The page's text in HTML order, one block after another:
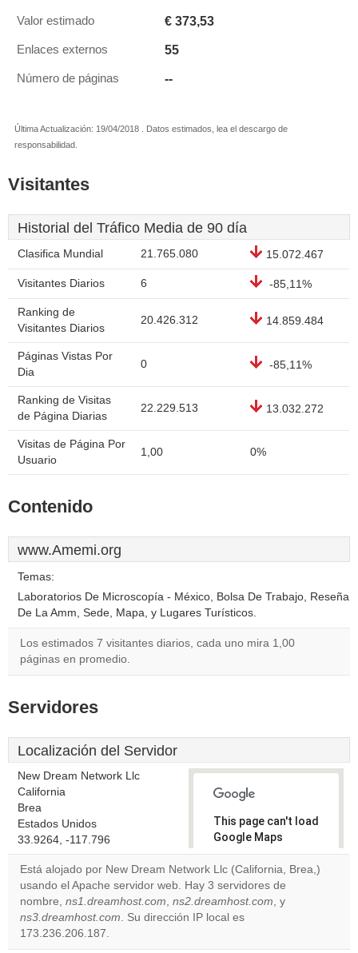
Valor estimado € 373,53
Enlaces externos 55
Número de páginas --
Última Actualización: 19/04/2018 . Datos estimados, lea el descargo de
responsabilidad.
Visitantes
Historial del Tráfico Media de 90 día
Clasifica Mundial 21.765.080 15.072.467
Visitantes Diarios 6 -85,11%
Ranking de
Visitantes Diarios
20.426.312 14.859.484
Páginas Vistas Por
Dia
0 -85,11%
Ranking de Visitas
de Página Diarias
22.229.513 13.032.272
Visitas de Página Por
Usuario
1,00 0%
Contenido
www.Amemi.org
Temas:
Laboratorios De Microscopía - México, Bolsa De Trabajo, Reseña
De La Amm, Sede, Mapa, y Lugares Turísticos.
Los estimados 7 visitantes diarios, cada uno mira 1,00
páginas en promedio.
Servidores
Localización del Servidor
New Dream Network Llc
California
Brea
Estados Unidos
33.9264, -117.796
This page can't load
Google Maps
correctly.
Do you
own this
website?
Está alojado por New Dream Network Llc (California, Brea,)
usando el Apache servidor web. Hay 3 servidores de
nombre, ns1.dreamhost.com, ns2.dreamhost.com, y
ns3.dreamhost.com. Su dirección IP local es
173.236.206.187.